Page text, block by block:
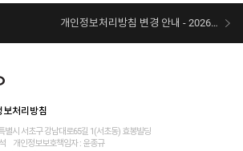
개인정보처리방침 변경 안내 - 2026/07/30 시행
보처리방침
별시 서초구 강남대로65길 1(서초동) 효봉빌딩
개인정보보호책임자 : 윤종규